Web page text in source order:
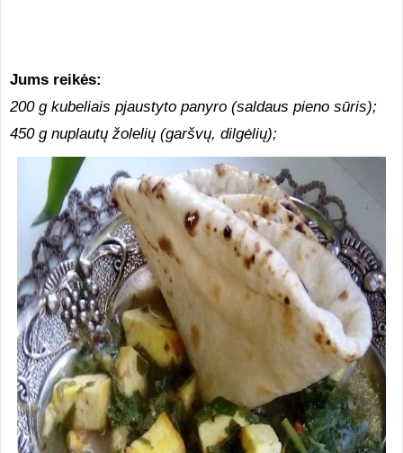
Jums reikės:
200 g kubeliais pjaustyto panyro (saldaus pieno sūris);
450 g nuplautų žolelių (garšvų, dilgėlių);